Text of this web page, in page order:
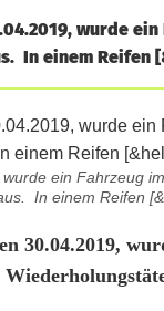
wurde
In einem Reifen
ein Fahrzeug
In einem Reifen
30.04.2019,